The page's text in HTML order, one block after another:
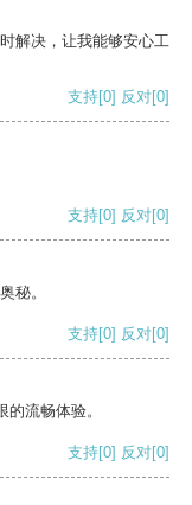
解决，让我能够安心工
支持[0] 反对[0]
支持[0] 反对[0]
秘。
支持[0] 反对[0]
流畅体验。
支持[0] 反对[0]